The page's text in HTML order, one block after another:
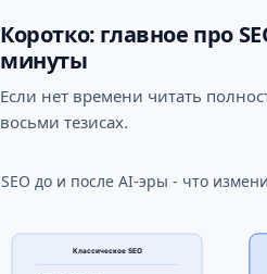
Коротко: главное про
минуты
Если нет времени читать
восьми тезисах.
SEO до и после AI-эры - что
Классическое SEO